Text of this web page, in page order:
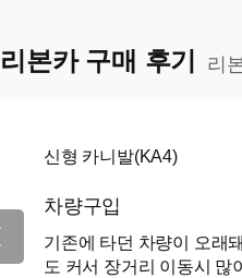
리본카 구매 후기 리
신형 카니발(KA4)
차량구입
기존에 타던 차량이 오래
도 커서 장거리 이동시 많